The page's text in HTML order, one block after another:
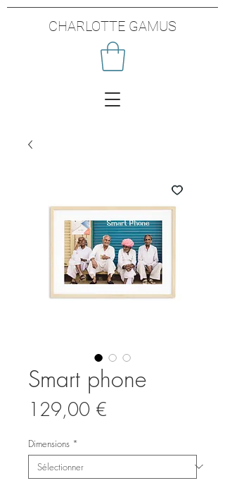
CHARLOTTE GAMUS
Smart phone
129,00 €
Dimensions *